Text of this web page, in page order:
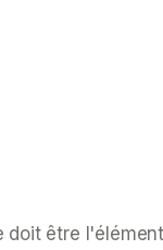
être